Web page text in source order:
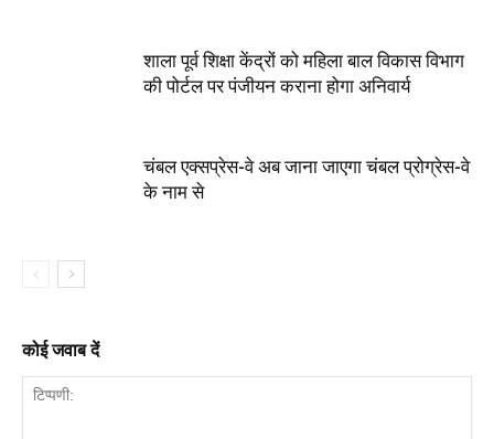
शाला पूर्व शिक्षा केंद्रों को महिला बाल विकास विभाग
की पोर्टल पर पंजीयन कराना होगा अनिवार्य
चंबल एक्सप्रेस-वे अब जाना जाएगा चंबल प्रोग्रेस-वे
के नाम से
कोई जवाब दें